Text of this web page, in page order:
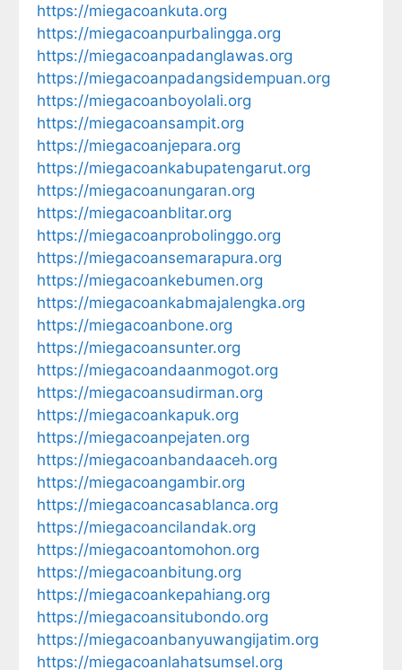
https://miegacoankuta.org
https://miegacoanpurbalingga.org
https://miegacoanpadanglawas.org
https://miegacoanpadangsidempuan.org
https://miegacoanboyolali.org
https://miegacoansampit.org
https://miegacoanjepara.org
https://miegacoankabupatengarut.org
https://miegacoanungaran.org
https://miegacoanblitar.org
https://miegacoanprobolinggo.org
https://miegacoansemarapura.org
https://miegacoankebumen.org
https://miegacoankabmajalengka.org
https://miegacoanbone.org
https://miegacoansunter.org
https://miegacoandaanmogot.org
https://miegacoansudirman.org
https://miegacoankapuk.org
https://miegacoanpejaten.org
https://miegacoanbandaaceh.org
https://miegacoangambir.org
https://miegacoancasablanca.org
https://miegacoancilandak.org
https://miegacoantomohon.org
https://miegacoanbitung.org
https://miegacoankepahiang.org
https://miegacoansitubondo.org
https://miegacoanbanyuwangijatim.org
https://miegacoanlahatsumsel.org